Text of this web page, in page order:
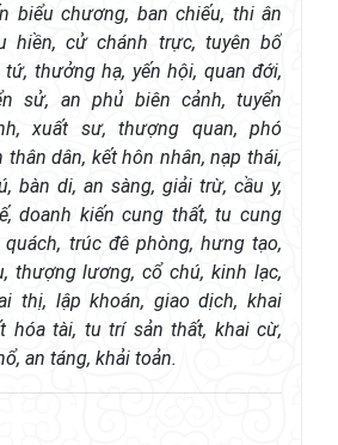
biểu chương, ban chiếu, thi ân
hiền, cử chánh trực, tuyên bố
thưởng hạ, yến hội, quan đới,
sử, an phủ biên cảnh, tuyển
xuất sư, thượng quan, phó
thân dân, kết hôn nhân, nạp thái,
bàn di, an sàng, giải trừ, cầu y,
doanh kiến cung thất, tu cung
trúc đê phòng, hưng tạo,
thượng lương, cổ chú, kinh lạc,
thị, lập khoán, giao dịch, khai
hóa tài, tu trí sản thất, khai cừ,
an táng, khải toản.